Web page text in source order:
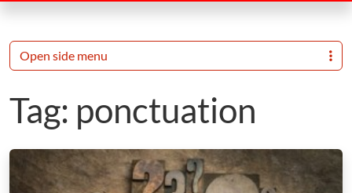
Tag: ponctuation
Open side menu